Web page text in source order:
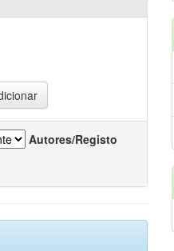
Autores/Registo